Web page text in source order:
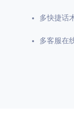
多快捷话
多客服在